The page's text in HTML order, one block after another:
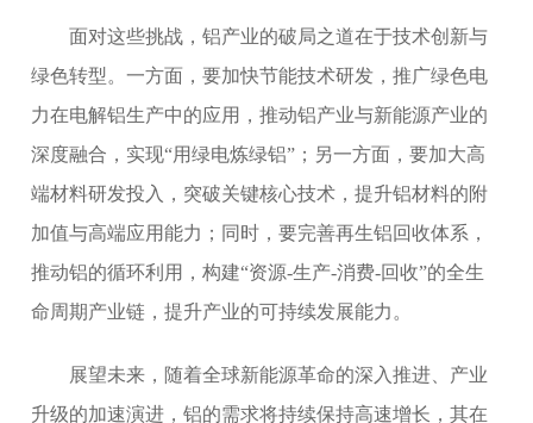
面对这些挑战，铝产业的破局之道在于技术创新与
绿色转型。一方面，要加快节能技术研发，推广绿色电
力在电解铝生产中的应用，推动铝产业与新能源产业的
深度融合，实现“用绿电炼绿铝”；另一方面，要加大高
端材料研发投入，突破关键核心技术，提升铝材料的附
加值与高端应用能力；同时，要完善再生铝回收体系，
推动铝的循环利用，构建“资源-生产-消费-回收”的全生
命周期产业链，提升产业的可持续发展能力。
展望未来，随着全球新能源革命的深入推进、产业
升级的加速演进，铝的需求将持续保持高速增长，其在